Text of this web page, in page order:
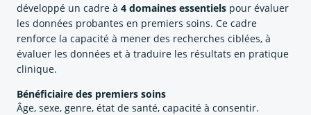
développé un cadre à 4 domaines essentiels pour évaluer
les données probantes en premiers soins. Ce cadre
renforce la capacité à mener des recherches ciblées, à
évaluer les données et à traduire les résultats en pratique
clinique.
Bénéficiaire des premiers soins
Âge, sexe, genre, état de santé, capacité à consentir.